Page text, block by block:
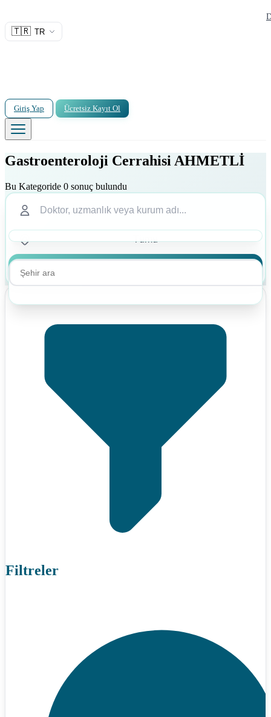
🇹🇷 TR
Giriş Yap Ücretsiz Kayıt Ol
Gastroenteroloji Cerrahisi AHMETLİ
Bu Kategoride 0 sonuç bulundu
Filtreler